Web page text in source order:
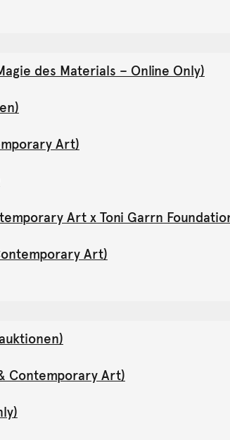
des Materials – Online Only)
Art)
Art x Toni Garrn
Art)
Contemporary Art)